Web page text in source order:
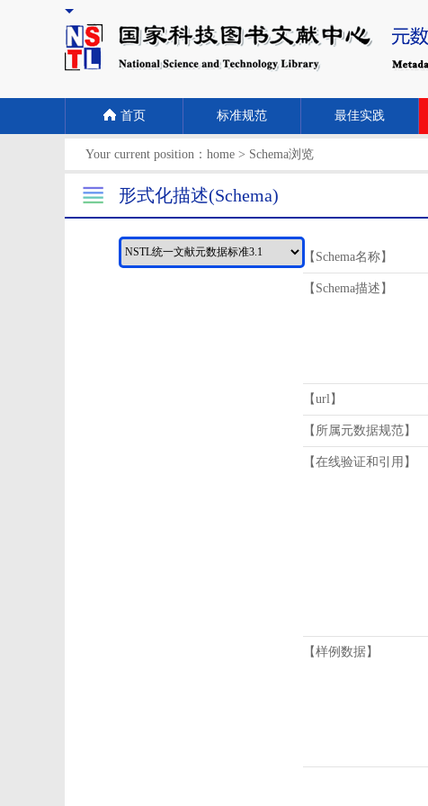
首页 标准规范 最佳实践
Your current position： home > Schema浏览
形式化描述(Schema)
【Schema名称】
【Schema描述】
【url】
【所属元数据规范】
【在线验证和引用】
【样例数据】